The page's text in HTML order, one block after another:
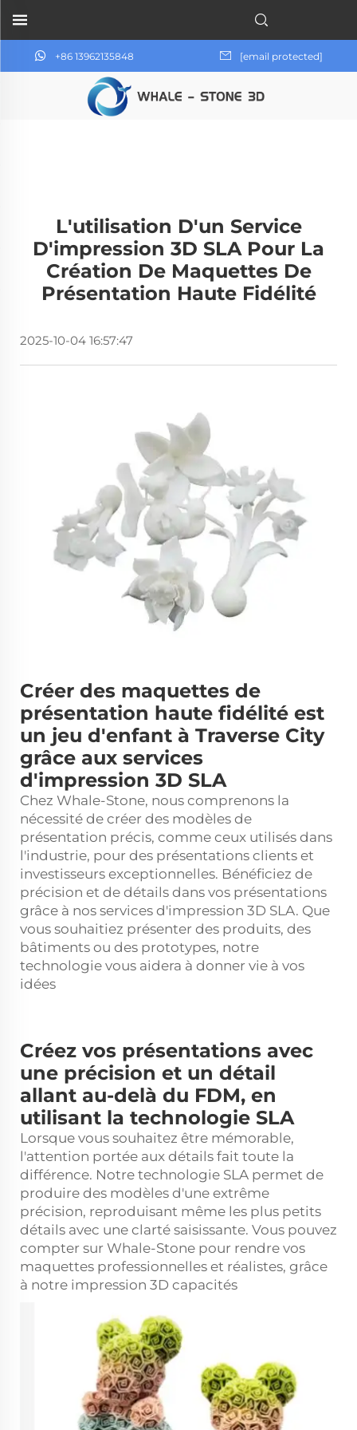
+86 13962135848 [email protected]
L'utilisation D'un Service
D'impression 3D SLA Pour La
Création De Maquettes De
Présentation Haute Fidélité
2025-10-04 16:57:47
Créer des maquettes de
présentation haute fidélité est
un jeu d'enfant à Traverse City
grâce aux services
d'impression 3D SLA
Chez Whale-Stone, nous comprenons la
nécessité de créer des modèles de
présentation précis, comme ceux utilisés dans
l'industrie, pour des présentations clients et
investisseurs exceptionnelles. Bénéficiez de
précision et de détails dans vos présentations
grâce à nos services d'impression 3D SLA. Que
vous souhaitiez présenter des produits, des
bâtiments ou des prototypes, notre
technologie vous aidera à donner vie à vos
idées
Créez vos présentations avec
une précision et un détail
allant au-delà du FDM, en
utilisant la technologie SLA
Lorsque vous souhaitez être mémorable,
l'attention portée aux détails fait toute la
différence. Notre technologie SLA permet de
produire des modèles d'une extrême
précision, reproduisant même les plus petits
détails avec une clarté saisissante. Vous pouvez
compter sur Whale-Stone pour rendre vos
maquettes professionnelles et réalistes, grâce
à notre impression 3D capacités